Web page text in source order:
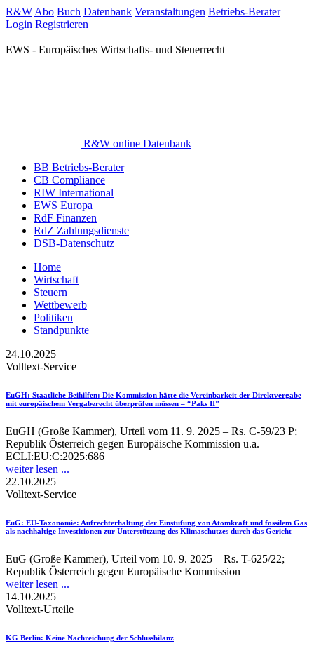
R&W Abo Buch Datenbank Veranstaltungen Betriebs-Berater
Login Registrieren
EWS - Europäisches Wirtschafts- und Steuerrecht
R&W online Datenbank
BB Betriebs-Berater
CB Compliance
RIW International
EWS Europa
RdF Finanzen
RdZ Zahlungsdienste
DSB-Datenschutz
Home
Wirtschaft
Steuern
Wettbewerb
Politiken
Standpunkte
24.10.2025
Volltext-Service
EuGH: Staatliche Beihilfen: Die Kommission hätte die Vereinbarkeit der Direktvergabe
mit europäischem Vergaberecht überprüfen müssen – “Paks II”
EuGH (Große Kammer), Urteil vom 11. 9. 2025 – Rs. C-59/23 P;
Republik Österreich gegen Europäische Kommission u.a.
ECLI:EU:C:2025:686
weiter lesen ...
22.10.2025
Volltext-Service
EuG: EU-Taxonomie: Aufrechterhaltung der Einstufung von Atomkraft und fossilem Gas
als nachhaltige Investitionen zur Unterstützung des Klimaschutzes durch das Gericht
EuG (Große Kammer), Urteil vom 10. 9. 2025 – Rs. T-625/22;
Republik Österreich gegen Europäische Kommission
weiter lesen ...
14.10.2025
Volltext-Urteile
KG Berlin: Keine Nachreichung der Schlussbilanz